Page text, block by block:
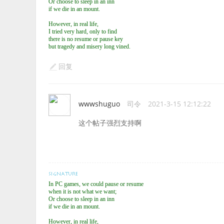
Or choose to sleep in an inn
if we die in an mount.
However, in real life,
I tried very hard, only to find
there is no resume or pause key
but tragedy and misery long vined.
回复
wwwshuguo 司令 2021-3-15 12:12:22
这个帖子强烈支持啊
In PC games, we could pause or resume
when it is not what we want;
Or choose to sleep in an inn
if we die in an mount.
However, in real life,